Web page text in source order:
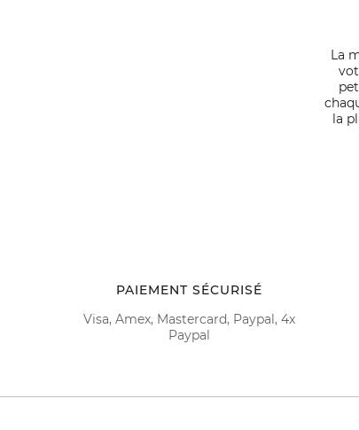
La
la
PAIEMENT SÉCURISÉ
Visa, Amex, Mastercard, Paypal, 4x
Paypal